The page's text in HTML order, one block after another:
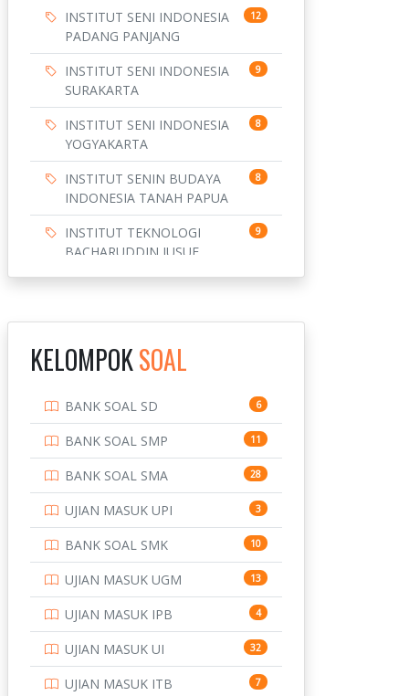
INSTITUT SENI INDONESIA
PADANG PANJANG
12
INSTITUT SENI INDONESIA
SURAKARTA
9
INSTITUT SENI INDONESIA
YOGYAKARTA
8
INSTITUT SENIN BUDAYA
INDONESIA TANAH PAPUA
8
INSTITUT TEKNOLOGI
BACHARUDDIN JUSUF
9
BANDUNG
INSTITUT TEKNOLOGI
INSTITUT TEKNOLOGI
SEPULUH NOVEMBER
10
INSTITUT TEKNOLOGI
SUMATERA
9
IPDN / STPDN 148
PENDIDIKAN 943
PERBANKAN 3
POLRI 169
POLTEK SSN 7
4
KELOMPOKSOAL
BANK SOAL SD 6
BANK SOAL SMP 11
BANK SOAL SMA 28
UJIAN MASUK UPI 3
BANK SOAL SMK 10
UJIAN MASUK UGM 13
UJIAN MASUK IPB 4
UJIAN MASUK UI 32
UJIAN MASUK ITB 7